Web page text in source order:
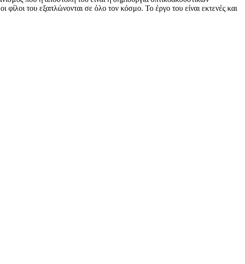
του εξαπλώνονται σε όλο τον κόσμο. Το έργο του είναι εκτενές και